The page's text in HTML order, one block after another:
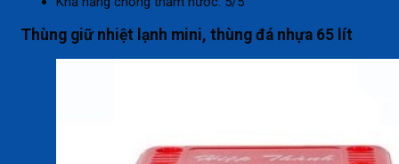
Thùng giữ nhiệt lạnh mini, thùng đá nhựa 65 lít